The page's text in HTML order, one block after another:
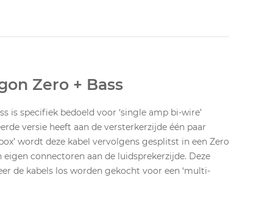
Zero + Bass
is specifiek bedoeld voor ‘single amp bi-wire’
versie heeft aan de versterkerzijde één paar
wordt deze kabel vervolgens gesplitst in een Zero
eigen connectoren aan de luidsprekerzijde. Deze
de kabels los worden gekocht voor een ‘multi-